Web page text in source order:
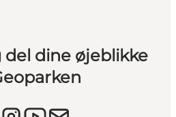
del dine øjeblikke